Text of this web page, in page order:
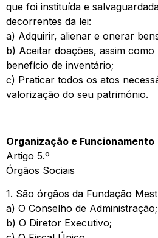
que foi instituída e
decorrentes da lei:
a) Adquirir, alienar e onerar
b) Aceitar doações, assim
benefício de inventário;
c) Praticar todos os atos
valorização do seu património.
Organização e Funcionamento
Artigo 5.º
Órgãos Sociais
1. São órgãos da Fundação
a) O Conselho de Administração;
b) O Diretor Executivo;